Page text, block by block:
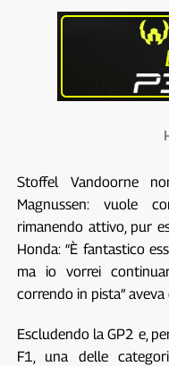
Stoffel Vandoorne
Magnussen: vuole
rimanendo attivo, pur
Honda: “È fantastico
ma io vorrei
correndo in pista”
Escludendo la GP2 e,
F1, una delle